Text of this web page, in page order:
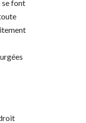
se font